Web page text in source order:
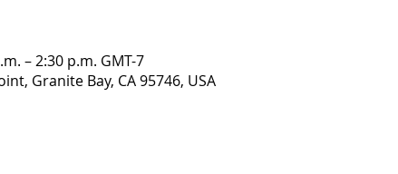
– 2:30 p.m. GMT-7
Granite Bay, CA 95746, USA